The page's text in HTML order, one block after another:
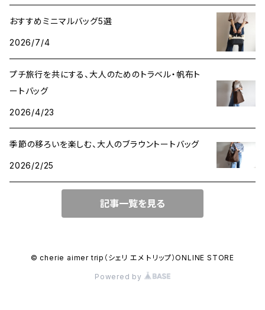
おすすめミニマルバッグ5選
2026/7/4
プチ旅行を共にする、大人のためのトラベル・帆布ト
ートバッグ
2026/4/23
季節の移ろいを楽しむ、大人のブラウントートバッグ
2026/2/25
記事一覧を見る
© cherie aimer trip（シェリ エメ トリップ）ONLINE STORE
Powered by